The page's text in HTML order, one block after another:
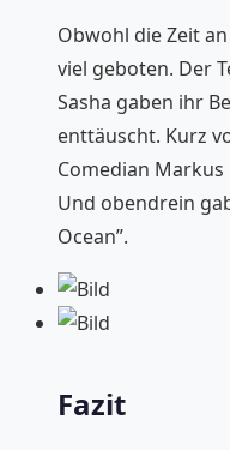
Obwohl die Zeit
viel geboten. Der
Sasha gaben ihr
enttäuscht. Kurz
Comedian
Und obendrein
Ocean”.
Fazit